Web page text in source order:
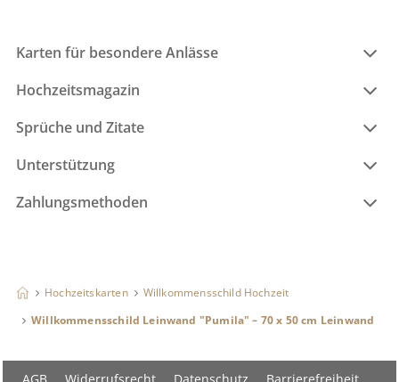
Karten für besondere Anlässe
Hochzeitsmagazin
Sprüche und Zitate
Unterstützung
Zahlungsmethoden
Hochzeitskarten
Willkommensschild Hochzeit
Willkommensschild Leinwand "Pumila" – 70 x 50 cm Leinwand
AGB Widerrufsrecht Datenschutz Barrierefreiheit